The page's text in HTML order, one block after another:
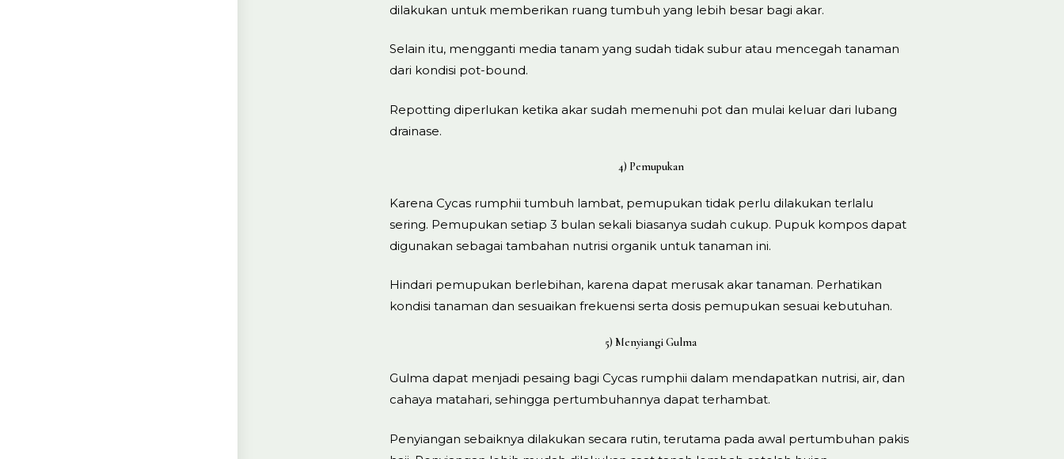
dilakukan untuk memberikan ruang tumbuh yang lebih besar bagi akar.
Selain itu, mengganti media tanam yang sudah tidak subur atau mencegah tanaman
dari kondisi pot-bound.
Repotting diperlukan ketika akar sudah memenuhi pot dan mulai keluar dari lubang
drainase.
4) Pemupukan
Karena Cycas rumphii tumbuh lambat, pemupukan tidak perlu dilakukan terlalu
sering. Pemupukan setiap 3 bulan sekali biasanya sudah cukup. Pupuk kompos dapat
digunakan sebagai tambahan nutrisi organik untuk tanaman ini.
Hindari pemupukan berlebihan, karena dapat merusak akar tanaman. Perhatikan
kondisi tanaman dan sesuaikan frekuensi serta dosis pemupukan sesuai kebutuhan.
5) Menyiangi Gulma
Gulma dapat menjadi pesaing bagi Cycas rumphii dalam mendapatkan nutrisi, air, dan
cahaya matahari, sehingga pertumbuhannya dapat terhambat.
Penyiangan sebaiknya dilakukan secara rutin, terutama pada awal pertumbuhan pakis